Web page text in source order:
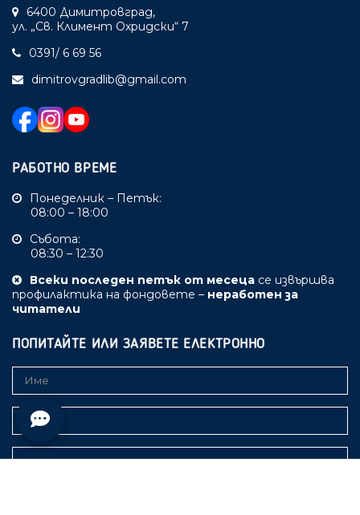
6400 Димитровград,
ул. „Св. Климент Охридски“ 7
0391/ 6 69 56
dimitrovgradlib@gmail.com
РАБОТНО ВРЕМЕ
Понеделник – Петък:
08:00 – 18:00
Събота:
08:30 – 12:30
Всеки последен петък от месеца се извършва
профилактика на фондовете – неработен за
читатели
ПОПИТАЙТЕ ИЛИ ЗАЯВЕТЕ ЕЛЕКТРОННО